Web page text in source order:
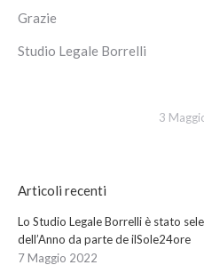
Grazie
Studio Legale Borrelli
3
Articoli recenti
Lo Studio Legale Borrelli è stato
dell’Anno da parte de ilSole24ore
7 Maggio 2022